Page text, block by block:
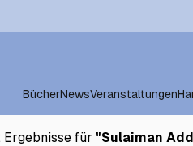
BücherNewsVeranstaltungen
Ergebnisse für "Sulaiman